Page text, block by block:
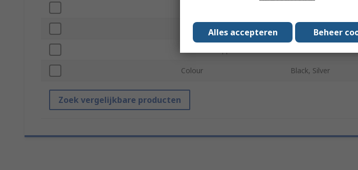
IP Rating IP20
Colour Black, Silver
Zoek vergelijkbare producten
Alles accepteren Beheer